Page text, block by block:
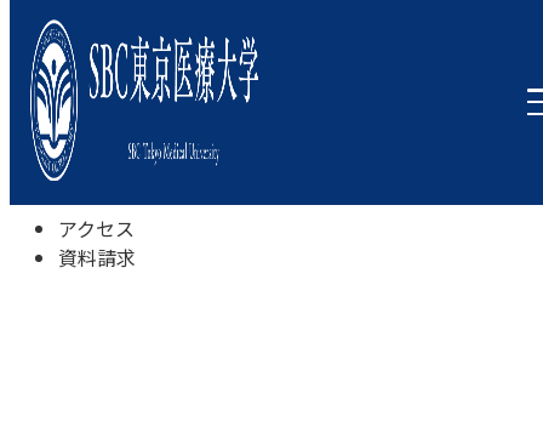
本学について
学びの特色
学部・学科
キャンパスライフ
入試情報
受験相談会
アクセス
資料請求